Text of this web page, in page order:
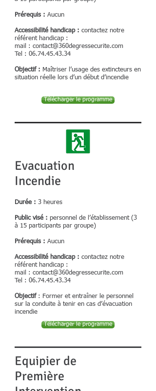
Prérequis : Aucun
Accessibilité handicap : contactez notre
référent handicap :
mail : contact@360degressecurite.com
Tel : 06.74.45.43.34
Objectif : Maîtriser l’usage des extincteurs en
situation réelle lors d’un début d’incendie
Télécharger le programme
Evacuation
Incendie
Durée : 3 heures
Public visé : personnel de l’établissement (3
à 15 participants par groupe)
Prérequis : Aucun
Accessibilité handicap : contactez notre
référent handicap :
mail : contact@360degressecurite.com
Tel : 06.74.45.43.34
Objectif : Former et entraîner le personnel
sur la conduite à tenir en cas d’évacuation
incendie
Télécharger le programme
Equipier de
Première